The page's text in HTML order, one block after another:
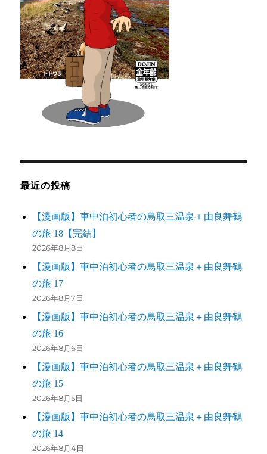
最近の投稿
【漫画版】車中泊初心者の鳥取三温泉＋由良舞鶴
の旅 18【完結】
2026年8月8日
【漫画版】車中泊初心者の鳥取三温泉＋由良舞鶴
の旅 17
2026年8月7日
【漫画版】車中泊初心者の鳥取三温泉＋由良舞鶴
の旅 16
2026年8月6日
【漫画版】車中泊初心者の鳥取三温泉＋由良舞鶴
の旅 15
2026年8月5日
【漫画版】車中泊初心者の鳥取三温泉＋由良舞鶴
の旅 14
2026年8月4日